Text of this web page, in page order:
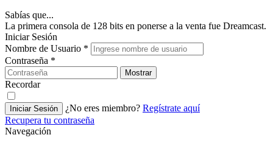
Sabías que...
La primera consola de 128 bits en ponerse a la venta fue Dreamcast.
Iniciar Sesión
Nombre de Usuario *
Contraseña *
Mostrar
Recordar
Iniciar Sesión ¿No eres miembro? Regístrate aquí
Recupera tu contraseña
Navegación